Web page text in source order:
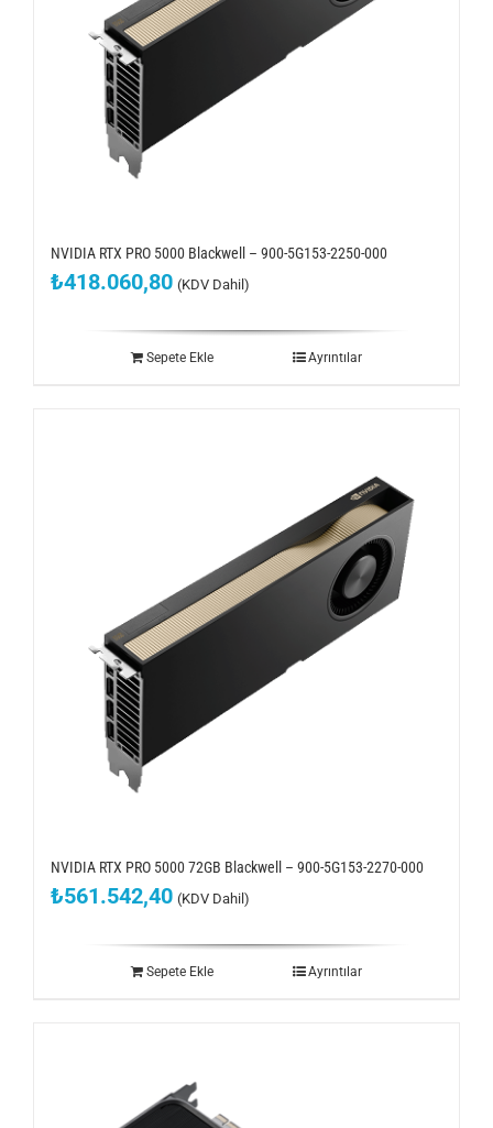
NVIDIA RTX PRO 5000 Blackwell – 900-5G153-2250-000
₺418.060,80 (KDV Dahil)
Sepete Ekle Ayrıntılar
NVIDIA RTX PRO 5000 72GB Blackwell – 900-5G153-2270-000
₺561.542,40 (KDV Dahil)
Sepete Ekle Ayrıntılar